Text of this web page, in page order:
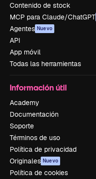
Contenido de stock
MCP para Claude/ChatGPT
Agentes Nuevo
API
App móvil
Todas las herramientas
Información útil
Academy
Documentación
Soporte
Términos de uso
Política de privacidad
Originales Nuevo
Política de cookies